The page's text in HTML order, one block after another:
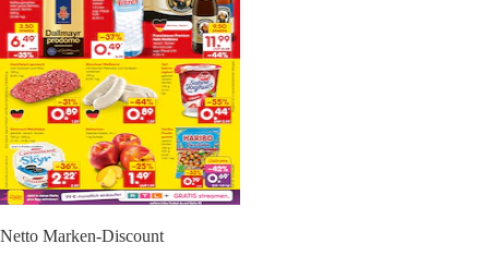
Netto Marken-Discount